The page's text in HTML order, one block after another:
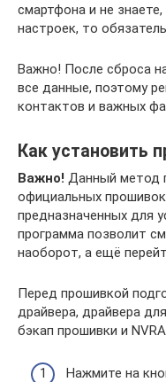
смартфона и не
настроек, то
Важно! После сброса
все данные, поэтому
контактов и важных
Как установить
Важно! Данный метод
официальных
предназначенных для
программа позволит
наоборот, а ещё
Перед прошивкой
драйвера, драйвера
бэкап прошивки и
Нажмите на